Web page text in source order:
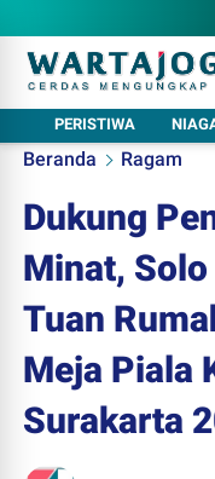
PERISTIWA
Beranda Ragam
Dukung
Minat,
Tuan
Meja Piala
Surakarta